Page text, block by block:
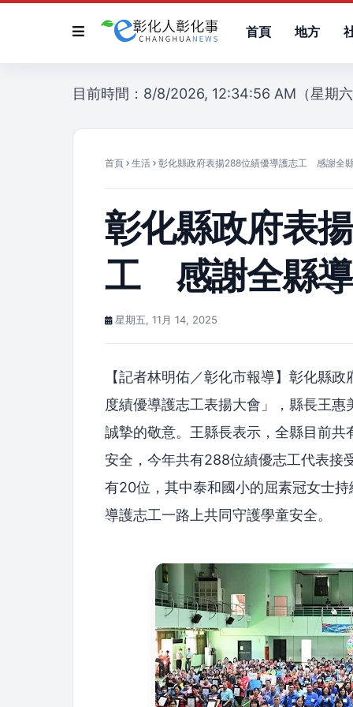
首頁 地方
目前時間：8/8/2026, 12:34:56 AM（星期
首頁 生活 彰化縣政府表揚288位績優導護志工 感謝全
彰化縣政府表
工 感謝全縣導
星期五, 11月 14, 2025
【記者林明佑／彰化市報導】彰化縣
度績優導護志工表揚大會」，縣長王
誠摯的敬意。王縣長表示，全縣目前
安全，今年共有288位績優志工代表接
有20位，其中泰和國小的屈素冠女士
導護志工一路上共同守護學童安全。